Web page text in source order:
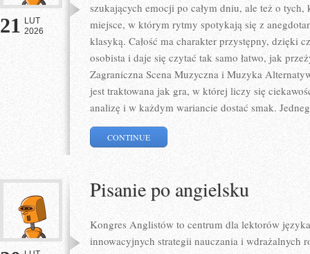
21 LUT
2026
szukających emocji po całym dniu, ale też o
miejsce, w którym rytmy spotykają się z
klasyką. Całość ma charakter przystępny, dzięki
osobista i daje się czytać tak samo łatwo, jak
Zagraniczna Scena Muzyczna i Muzyka
jest traktowana jak gra, w której liczy się
analizę i w każdym wariancie dostać smak.
CONTINUE
Pisanie po angielsku
Kongres Anglistów to centrum dla lektorów
innowacyjnych strategii nauczania i wdrażalnych